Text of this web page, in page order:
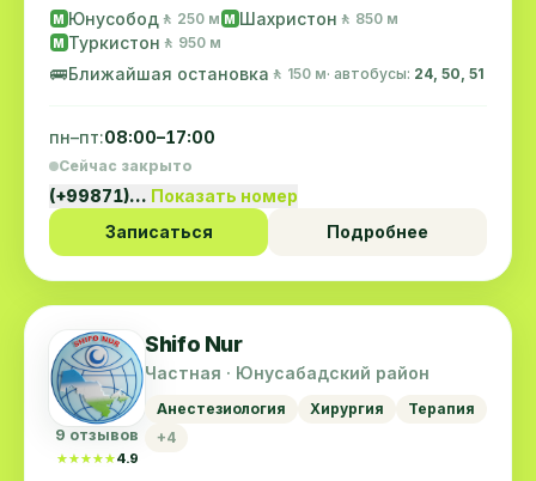
M Юнусобод 🚶 250 м M Шахристон 🚶 850 м
M Туркистон 🚶 950 м
🚌Ближайшая остановка 🚶 150 м· автобусы: 24, 50, 51
пн–пт:08:00–17:00
Сейчас закрыто
(+99871)… Показать номер
Записаться
Подробнее
9 отзывов
★★★★★
★★★★★4.9
Shifo Nur
Частная · Юнусабадский район
Анестезиология Хирургия
Терапия
+4